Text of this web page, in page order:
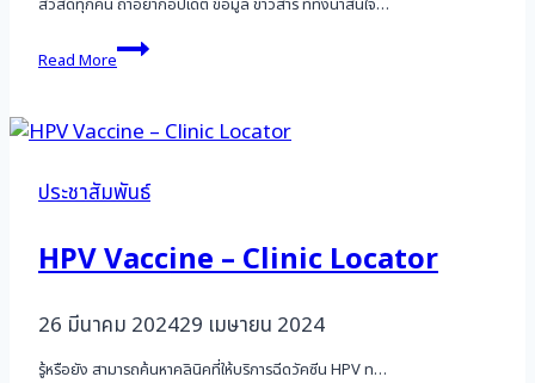
Read More
เรา
มี
แล้ว
ประชาสัมพันธ์
HPV Vaccine – Clinic Locator
26 มีนาคม 202429 เมษายน 2024
รู้หรือยัง สามารถค้นหาคลินิคที่ให้บริการฉีดวัคซีน HPV ท…